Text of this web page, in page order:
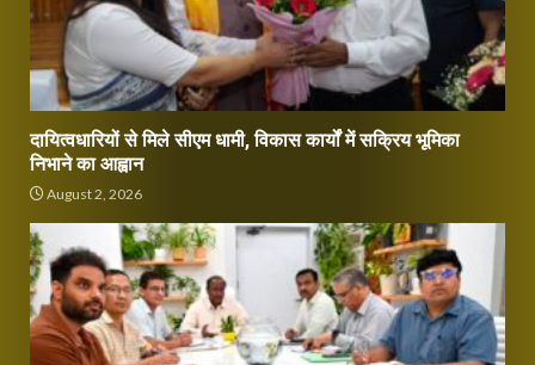
दायित्वधारियों से मिले सीएम धामी, विकास कार्यों में सक्रिय भूमिका
निभाने का आह्वान
August 2, 2026